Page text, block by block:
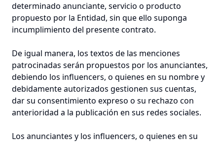
determinado anunciante, servicio o producto
propuesto por la Entidad, sin que ello suponga
incumplimiento del presente contrato.
De igual manera, los textos de las menciones
patrocinadas serán propuestos por los anunciantes,
debiendo los influencers, o quienes en su nombre y
debidamente autorizados gestionen sus cuentas,
dar su consentimiento expreso o su rechazo con
anterioridad a la publicación en sus redes sociales.
Los anunciantes y los influencers, o quienes en su